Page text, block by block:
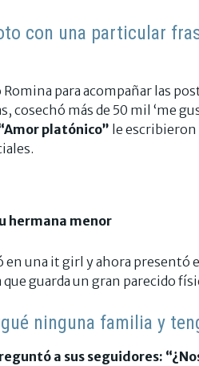
con una particular
Romina para acompañar las
más de 50 mil ‘me
platónico” le escribieron
hermana menor
una it girl y ahora presentó
guarda un gran parecido
ninguna familia y
a sus seguidores: “